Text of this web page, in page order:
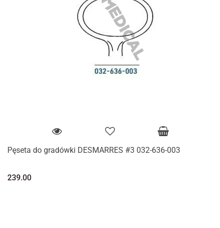
Pęseta do gradówki DESMARRES #3 032-636-003
239.00